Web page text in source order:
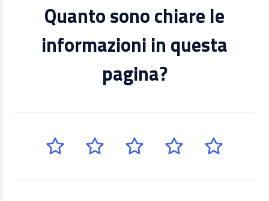
Quanto sono chiare le
informazioni in questa
pagina?